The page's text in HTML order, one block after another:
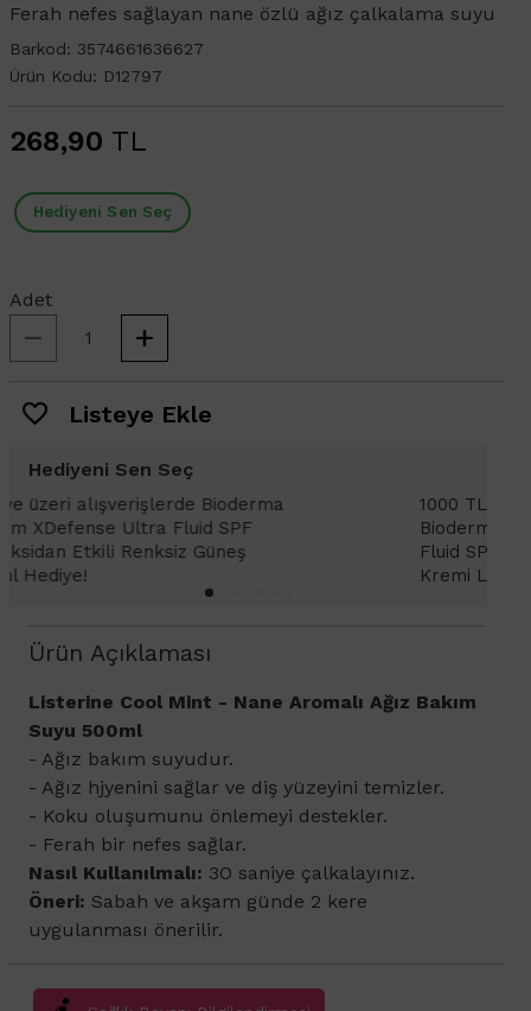
Ferah nefes sağlayan nane özlü ağız çalkalama suyu
Barkod: 3574661636627
Ürün Kodu: D12797
268,90 TL
Hediyeni Sen Seç
Adet
Listeye Ekle
Hediyeni Sen Seç
1000 TL ve üzeri alışverişlerinizde
Bioderma Photoderm XDefense Ultra
Fluid SPF 50+ Antioksidan Renkli Güneş
Kremi Light 2ml hediye!
Ürün Açıklaması
Listerine Cool Mint - Nane Aromalı Ağız Bakım
Suyu 500ml
- Ağız bakım suyudur.
- Ağız hjyenini sağlar ve diş yüzeyini temizler.
- Koku oluşumunu önlemeyi destekler.
- Ferah bir nefes sağlar.
Nasıl Kullanılmalı: 3O saniye çalkalayınız.
Öneri: Sabah ve akşam günde 2 kere
uygulanması önerilir.